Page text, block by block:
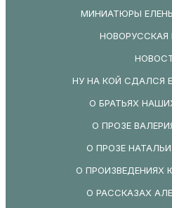
МИНИАТЮРЫ
НОВОРУССКАЯ
НУ НА КОЙ СДАЛСЯ
О БРАТЬЯХ
О ПРОЗЕ
О ПРОЗЕ
О ПРОИЗВЕДЕНИЯХ
О РАССКАЗАХ